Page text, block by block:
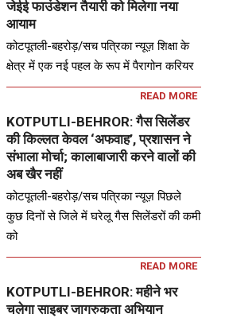
जेईई फाउंडेशन तैयारी को मिलेगा नया
आयाम
कोटपूतली-बहरोड़/सच पत्रिका न्यूज़ शिक्षा के
क्षेत्र में एक नई पहल के रूप में पैरागोन करियर
READ MORE
KOTPUTLI-BEHROR: गैस सिलेंडर
की किल्लत केवल ‘अफवाह’, प्रशासन ने
संभाला मोर्चा; कालाबाजारी करने वालों की
अब खैर नहीं
कोटपूतली-बहरोड़/सच पत्रिका न्यूज़ पिछले
कुछ दिनों से जिले में घरेलू गैस सिलेंडरों की कमी
को
READ MORE
KOTPUTLI-BEHROR: महीने भर
चलेगा साइबर जागरुकता अभियान